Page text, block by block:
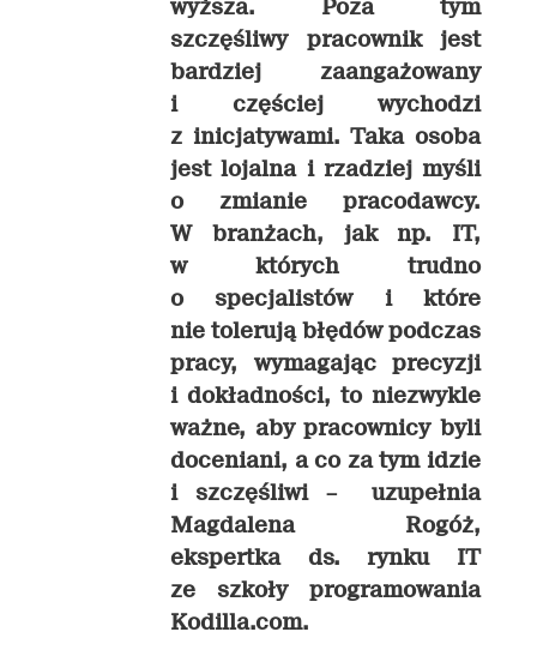
wyższa. Poza tym
szczęśliwy pracownik jest
bardziej zaangażowany
i częściej wychodzi
z inicjatywami. Taka osoba
jest lojalna i rzadziej myśli
o zmianie pracodawcy.
W branżach, jak np. IT,
w których trudno
o specjalistów i które
nie tolerują błędów podczas
pracy, wymagając precyzji
i dokładności, to niezwykle
ważne, aby pracownicy byli
doceniani, a co za tym idzie
i szczęśliwi –
uzupełnia
Magdalena Rogóż,
ekspertka ds. rynku IT
ze szkoły programowania
Kodilla.com.